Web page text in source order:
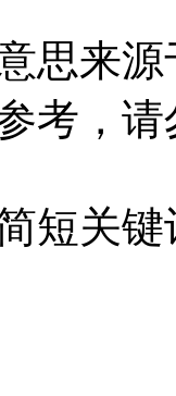
思来
考，
短关键